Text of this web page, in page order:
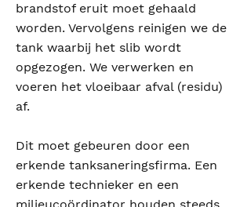
brandstof eruit moet gehaald
worden. Vervolgens reinigen we de
tank waarbij het slib wordt
opgezogen. We verwerken en
voeren het vloeibaar afval (residu)
af.
Dit moet gebeuren door een
erkende tanksaneringsfirma. Een
erkende technieker en een